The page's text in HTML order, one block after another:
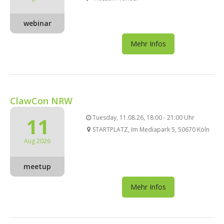
webinar
Mehr Infos
ClawCon NRW
11
Aug 2026
meetup
Tuesday, 11.08.26, 18:00 - 21:00 Uhr
STARTPLATZ, Im Mediapark 5, 50670 Köln
Mehr Infos